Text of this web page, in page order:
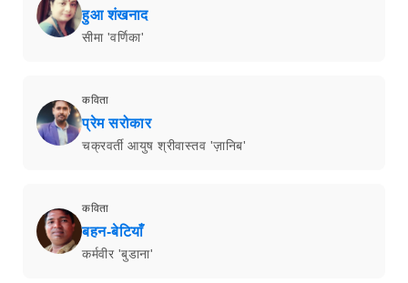
हुआ शंखनाद
सीमा 'वर्णिका'
कविता
प्रेम सरोकार
चक्रवर्ती आयुष श्रीवास्तव 'ज़ानिब'
कविता
बहन-बेटियाँ
कर्मवीर 'बुडाना'